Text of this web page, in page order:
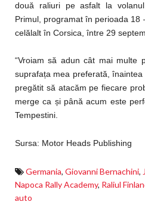
două raliuri pe asfalt la
Primul, programat în perioada 18
celălalt în Corsica, între 29
“Vroiam să adun cât mai multe
suprafața mea preferată,
pregătit să atacăm pe fiecare
merge ca și până acum este
Tempestini.
Sursa: Motor Heads Publishing
Germania, Giovanni Bernachini,
Napoca Rally Academy, Raliul
auto